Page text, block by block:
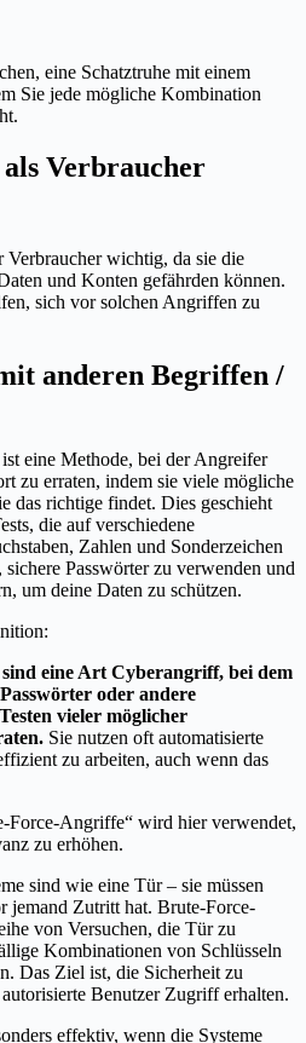
eine Schatztruhe mit einem
Sie jede mögliche Kombination
Verbraucher
wichtig, da sie die
und Konten gefährden können.
sich vor solchen Angriffen zu
anderen Begriffen /
eine Methode, bei der Angreifer
zu erraten, indem sie viele mögliche
das richtige findet. Dies geschieht
die auf verschiedene
Zahlen und Sonderzeichen
Passwörter zu verwenden und
um deine Daten zu schützen.
eine Art Cyberangriff, bei dem
oder andere
vieler möglicher
Sie nutzen oft automatisierte
zu arbeiten, auch wenn das
Force-Angriffe“ wird hier verwendet,
zu erhöhen.
sind wie eine Tür – sie müssen
jemand Zutritt hat. Brute-Force-
von Versuchen, die Tür zu
Kombinationen von Schlüsseln
Das Ziel ist, die Sicherheit zu
Benutzer Zugriff erhalten.
effektiv, wenn die Systeme